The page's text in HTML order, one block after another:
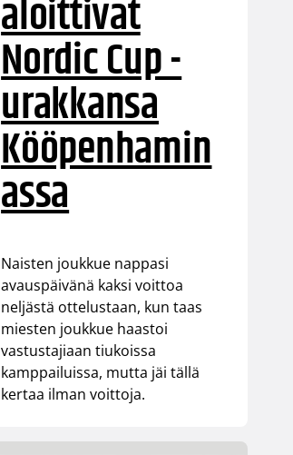
aloittivat
Nordic Cup -
urakkansa
Kööpenhamin
assa
Naisten joukkue nappasi
avauspäivänä kaksi voittoa
neljästä ottelustaan, kun taas
miesten joukkue haastoi
vastustajiaan tiukoissa
kamppailuissa, mutta jäi tällä
kertaa ilman voittoja.